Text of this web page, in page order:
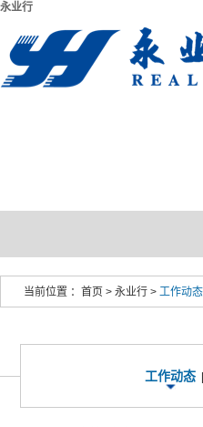
永业行
当前位置 ： 首页 > 永业行 > 工作动态
工作动态